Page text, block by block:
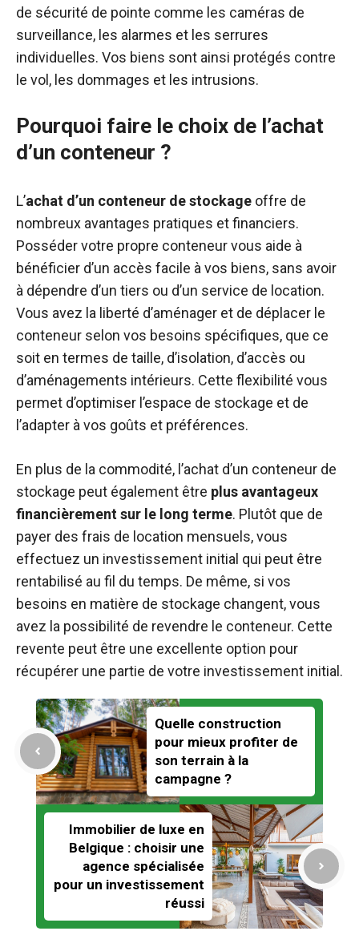
de sécurité de pointe comme les caméras de
surveillance, les alarmes et les serrures
individuelles. Vos biens sont ainsi protégés contre
le vol, les dommages et les intrusions.
Pourquoi faire le choix de l’achat
d’un conteneur ?
L’achat d’un conteneur de stockage offre de
nombreux avantages pratiques et financiers.
Posséder votre propre conteneur vous aide à
bénéficier d’un accès facile à vos biens, sans avoir
à dépendre d’un tiers ou d’un service de location.
Vous avez la liberté d’aménager et de déplacer le
conteneur selon vos besoins spécifiques, que ce
soit en termes de taille, d’isolation, d’accès ou
d’aménagements intérieurs. Cette flexibilité vous
permet d’optimiser l’espace de stockage et de
l’adapter à vos goûts et préférences.
En plus de la commodité, l’achat d’un conteneur de
stockage peut également être plus avantageux
financièrement sur le long terme. Plutôt que de
payer des frais de location mensuels, vous
effectuez un investissement initial qui peut être
rentabilisé au fil du temps. De même, si vos
besoins en matière de stockage changent, vous
avez la possibilité de revendre le conteneur. Cette
revente peut être une excellente option pour
récupérer une partie de votre investissement initial.
Quelle construction
pour mieux profiter de
son terrain à la
campagne ?
Immobilier de luxe en
Belgique : choisir une
agence spécialisée
pour un investissement
réussi